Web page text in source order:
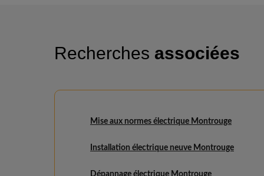
Recherches associées
Mise aux normes électrique Montrouge
Installation électrique neuve Montrouge
Dépannage électrique Montrouge